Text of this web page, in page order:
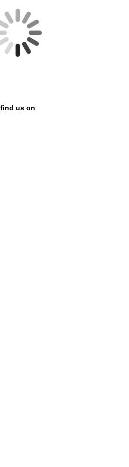
find us on